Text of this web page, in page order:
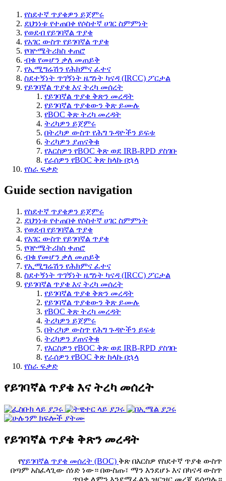
የስደተኛ ጥያቄዎን ይጀምሩ
ደህንነቱ የተጠበቀ የሶስተኛ ሀገር ስምምነት
የወደብ የይገባኛል ጥያቄ
የአገር ውስጥ የይገባኛል ጥያቄ
የባዮሜትሪክስ ቀጠሮ
ብቁ የመሆን ቃለ መጠይቅ
የኢሚግሬሽን የሕክምና ፈተና
ስደተኝነት ጥገኝነት ዜግነት ካናዳ (IRCC) ፖርታል
የይገባኛል ጥያቄ እና ትረካ መሰረት
የይገባኛል ጥያቄ ቅጽን መረዳት
የይገባኛል ጥያቄውን ቅጽ ይሙሉ
የBOC ቅጽ ትረካ መረዳት
ትረካዎን ይጀምሩ
በትረካዎ ውስጥ የሕግ ጉዳዮችን ይፍቱ
ትረካዎን ያጠናቅቁ
የእርስዎን የBOC ቅጽ ወደ IRB-RPD ያስገቡ
የራሰዎን የBOC ቅጽ ከላኩ በኋላ
የስራ ፍቃድ
Guide section navigation
የስደተኛ ጥያቄዎን ይጀምሩ
ደህንነቱ የተጠበቀ የሶስተኛ ሀገር ስምምነት
የወደብ የይገባኛል ጥያቄ
የአገር ውስጥ የይገባኛል ጥያቄ
የባዮሜትሪክስ ቀጠሮ
ብቁ የመሆን ቃለ መጠይቅ
የኢሚግሬሽን የሕክምና ፈተና
ስደተኝነት ጥገኝነት ዜግነት ካናዳ (IRCC) ፖርታል
የይገባኛል ጥያቄ እና ትረካ መሰረት
የይገባኛል ጥያቄ ቅጽን መረዳት
የይገባኛል ጥያቄውን ቅጽ ይሙሉ
የBOC ቅጽ ትረካ መረዳት
ትረካዎን ይጀምሩ
በትረካዎ ውስጥ የሕግ ጉዳዮችን ይፍቱ
ትረካዎን ያጠናቅቁ
የእርስዎን የBOC ቅጽ ወደ IRB-RPD ያስገቡ
የራሰዎን የBOC ቅጽ ከላኩ በኋላ
የስራ ፍቃድ
የይገባኛል ጥያቄ እና ትረካ መሰረት
የይገባኛል ጥያቄ ቅጽን መረዳት
የየይገባኛል ጥያቄ መሰረት (BOC) ቅጽ በእርስዎ የስደተኛ ጥያቄ ውስጥ
በጣም አስፈላጊው ሰነድ ነው። በውስጡ፣ ማን እንደሆኑ እና በካናዳ ውስጥ
ጥበቃ ለምን እንደሚፈልጉ ዝርዝር መረጃ ይሰጣሉ።